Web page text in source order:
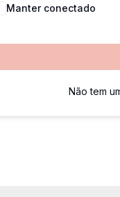
Manter conectado
Não tem